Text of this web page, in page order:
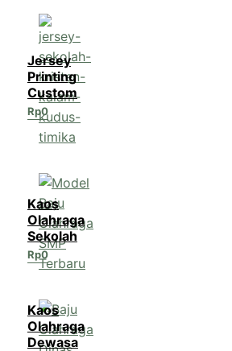
Jersey
Printing
Custom
Rp0
Kaos
Olahraga
Sekolah
Rp0
Kaos
Olahraga
Dewasa